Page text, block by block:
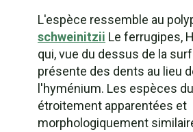
L'espèce ressemble au
schweinitzii Le ferrugipes,
qui, vue du dessus de la
présente des dents au lieu
l'hyménium. Les espèces
étroitement apparentées et
morphologiquement